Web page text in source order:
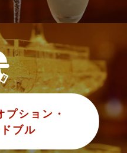
プション・
ブル